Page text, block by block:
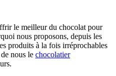
le meilleur du chocolat pour
nous proposons, depuis les
produits à la fois irréprochables
nous le chocolatier